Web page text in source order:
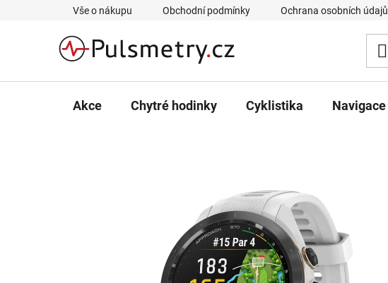
Vše o nákupu Obchodní podmínky Ochrana osobních údajů
Akce Chytré hodinky Cyklistika Navigace